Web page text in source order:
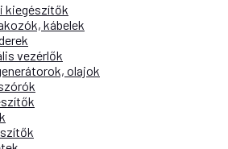
kiegészítők
kábelek
vezérlők
olajok